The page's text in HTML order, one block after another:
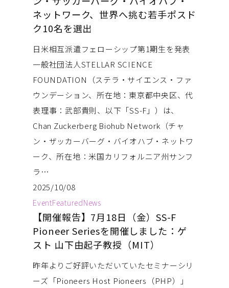
ネットワーク、世界へ挑む若手ポスド
ク10名を選出
日米相互派遣フェローシップ第1期生を発表
一般社団法人STELLAR SCIENCE
FOUNDATION（ステラ・サイエンス・ファ
ウンデーション、所在地：東京都中央区、代
表理事：武部貴則、以下「SS-F」）は、
Chan Zuckerberg Biohub Network（チャ
ン・ザッカーバーグ・バイオハブ・ネットワ
ーク、所在地：米国カリフォルニア州サンフ
ラ…
2025/10/08
EventFeaturedNews
【開催報告】7月18日（金）SS-F
Pioneer Seriesを開催しました：ゲ
スト 山下由起子教授（MIT）
昨年よりご好評いただいていたセミナーシリ
ーズ「Pioneers Host Pioneers（PHP）」